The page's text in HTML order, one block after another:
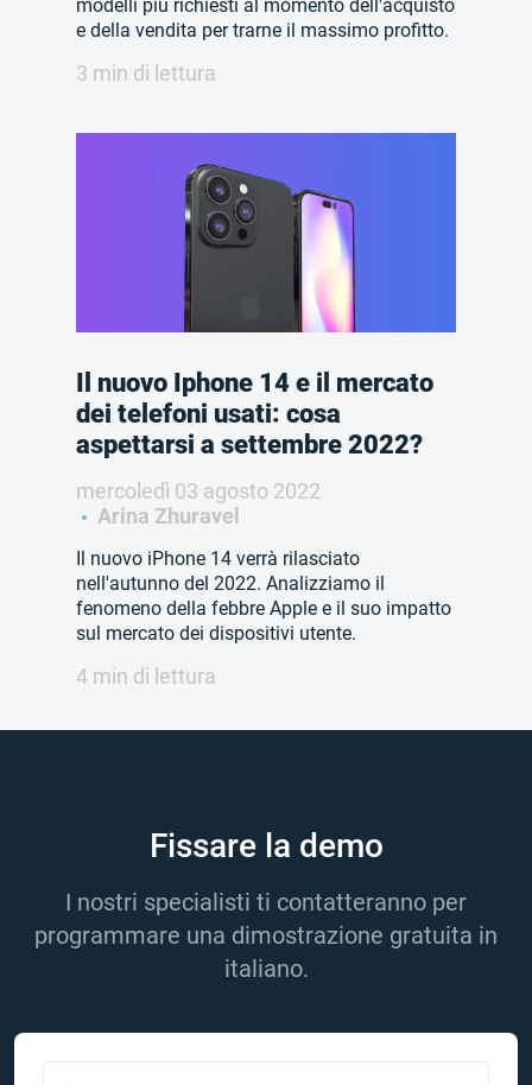
modelli più richiesti al momento dell'acquisto
e della vendita per trarne il massimo profitto.
3 min di lettura
Il nuovo Iphone 14 e il mercato
dei telefoni usati: cosa
aspettarsi a settembre 2022?
mercoledì 03 agosto 2022
Arina Zhuravel
Il nuovo iPhone 14 verrà rilasciato
nell'autunno del 2022. Analizziamo il
fenomeno della febbre Apple e il suo impatto
sul mercato dei dispositivi utente.
4 min di lettura
Fissare la demo
I nostri specialisti ti contatteranno per
programmare una dimostrazione gratuita in
italiano.